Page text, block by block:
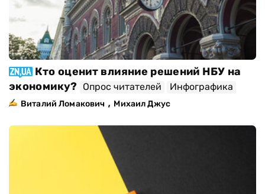
Кто оценит влияние решений НБУ на
экономику? Опрос читателей Инфографика
Виталий Ломакович , Михаил Джус